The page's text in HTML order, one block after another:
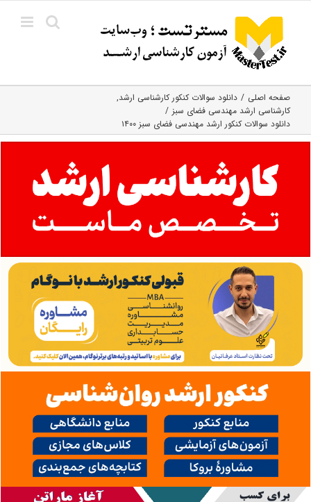
content
صفحه اصلی
دانلود سوالات کنکور کارشناسی ارشد
کارشناسی ارشد مهندسی فضای سبز
دانلود سوالات کنکور ارشد مهندسی فضای سبز ۱۴۰۰